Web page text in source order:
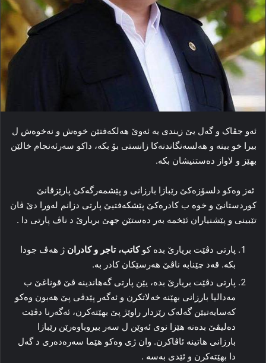
ئەو جڤاک و گەل یێ زیندی یە ئەوێ ھەلکەفتێن خوەش و نەخوەش ل
بیرا خو بینە و ھەلسەنگاندنەکا زانستی بۆ بکە، داکو سەرئەنجام خالێن
بھێز و لاواز دەستنیشان بکە.
ئەز وەکو دلسۆزەکێ رێبازا بارزانی و پێشمەرگەکێ پارێزڤانێ
کوردستانێ و خوە ب کادرەکێ پێشکەفتیێ پارتی دزانم لەورا دێ ڤان
تێبینی و پێشنیاران ئێخمە بەر دەستێن جھێ بریارێ د ناڤ پارتی دا .
پارتی دڤێت بریارێ بدە كوكاتب، تاجر و كادران ژ ھەڤ جودا
بكە. قەد چێنابە ناڤێ ھەرسێكان كادر بە.
پارتی دڤێت بریارێ بدە، یێن پارتی گەھاندینە ڤێ قوناغێ ب
مەدالیا بارزانی بھێنە خەلاتکرن و ئەگەر پێدڤی پێ ھەبون وەکو
کەسایەتیێن گەلەک رێزدار راوێژ پێ بھێتەکرن، ئەگەرنا دڤێت
دەلیڤێ بدەنە ھێزا نوی ئەوێن ل سەر بیروباوەرێن رێبازا
بارزانی ھاتینە ئاڤاکرن. وان ژی وەکو ھێما سەرەدەری د گەل
دا بھێتەکرن و ئێدی بەسە .